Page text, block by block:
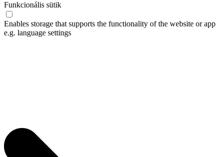
Funkcionális sütik
Enables storage that supports the functionality of the website or app
e.g. language settings